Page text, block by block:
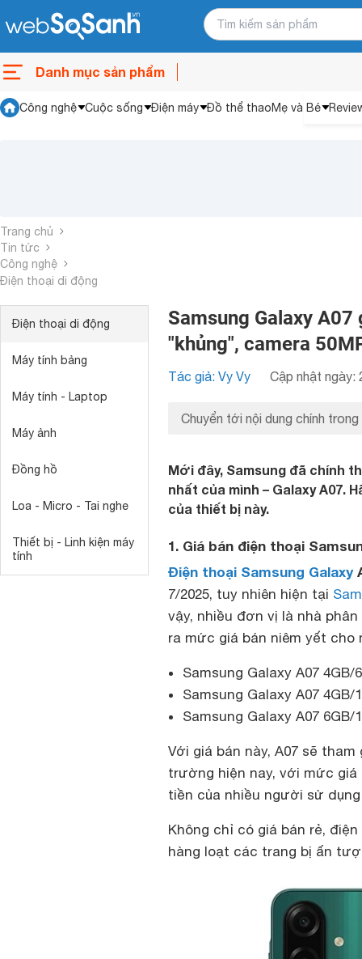
Danh mục sản phẩm
Công nghệ Cuộc sống Điện máy Đồ thể thaoMẹ và Bé
Trang chủ
Tin tức
Công nghệ
Điện thoại di động
Điện thoại di động
Máy tính bảng
Máy tính - Laptop
Máy ảnh
Đồng hồ
Loa - Micro - Tai nghe
Thiết bị - Linh kiện máy
tính
Samsung Galaxy
"khủng", camera
Tác giả: Vy Vy Cập nhật ngày:
Chuyển tới nội dung chính
Mới đây, Samsung đã chính
nhất của mình – Galaxy A07.
của thiết bị này.
1. Giá bán điện thoại
Điện thoại Samsung Galaxy
7/2025, tuy nhiên hiện tại
vậy, nhiều đơn vị là nhà
ra mức giá bán niêm yết cho
Samsung Galaxy A07 4GB/
Samsung Galaxy A07 4GB/
Samsung Galaxy A07 6GB/
Với giá bán này, A07 sẽ
trường hiện nay, với mức
tiền của nhiều người sử
Không chỉ có giá bán rẻ,
hàng loạt các trang bị ấn